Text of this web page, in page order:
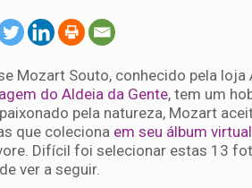
Mozart Souto, conhecido pela
do Aldeia da Gente, tem um
pela natureza, Mozart
que coleciona em seu álbum
Difícil foi selecionar estas 13
ver a seguir.